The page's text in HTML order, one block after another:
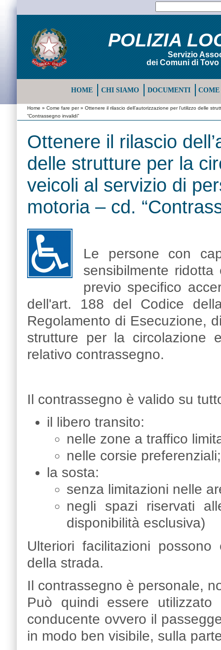
POLIZIA
Servizio
dei Comuni di
HOME CHI SIAMO DOCUMENTI COME
Home » Come fare per» Ottenere il rilascio dell’autorizzazione per l’utilizzo delle
“Contrassegno invalidi”
Ottenere il rilascio
delle strutture per la
veicoli al servizio di
motoria – cd.
Le persone con
sensibilmente
previo specifico
dell'art. 188 del Codice
Regolamento di Esecuzione,
strutture per la
relativo contrassegno.
Il contrassegno è valido su
il libero transito:
nelle zone a traffico
nelle corsie preferenziali;
la sosta:
senza limitazioni nelle
negli spazi riservati
disponibilità esclusiva)
Ulteriori facilitazioni
della strada.
Il contrassegno è personale,
Può quindi essere
conducente ovvero il
in modo ben visibile, sulla